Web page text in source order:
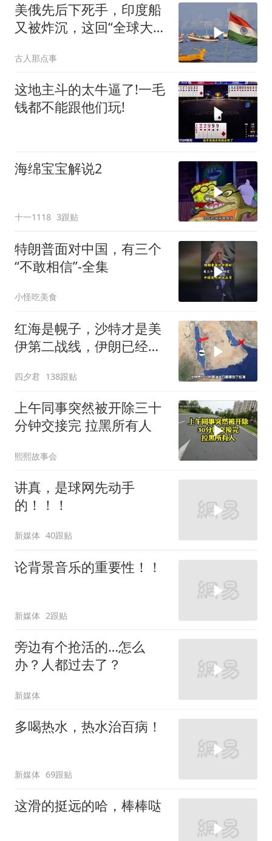
美俄先后下死手，印度船
又被炸沉，这回“全球大
古人那点事
这地主斗的太牛逼了!一毛
钱都不能跟他们玩!
海绵宝宝解说2
十一1118 3跟贴
特朗普面对中国，有三个
“不敢相信”-全集
小怪吃美食
红海是幌子，沙特才是美
伊第二战线，伊朗已经输
四夕君 138跟贴
上午同事突然被开除三十
分钟交接完 拉黑所有人
熙熙故事会
讲真，是球网先动手
的！！！
新媒体 40跟贴
论背景音乐的重要性！！
新媒体 2跟贴
旁边有个抢活的…怎么
办？人都过去了？
新媒体
多喝热水，热水治百病！
新媒体 69跟贴
这滑的挺远的哈，棒棒哒